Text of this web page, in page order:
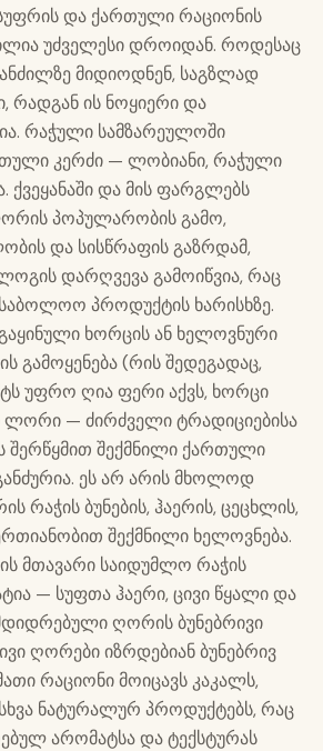
და ქართული რაციონის
უძველესი დროიდან. როდესაც
მიდიოდნენ, საგზლად
ის ნოყიერი და
რაჭული სამზარეულოში
კერძი — ლობიანი, რაჭული
და მის ფარგლებს
პოპულარობის გამო,
და სისწრაფის გაზრდამ,
დარღვევა გამოიწვია, რაც
პროდუქტის ხარისხზე.
ხორცის ან ხელოვნური
გამოყენება (რის შედეგადაც,
უფრო ღია ფერი აქვს, ხორცი
— ძირძველი ტრადიციებისა
შერწყმით შექმნილი ქართული
ეს არ არის მხოლოდ
რაჭის ბუნების, ჰაერის, ცეცხლის,
შექმნილი ხელოვნება.
მთავარი საიდუმლო რაჭის
— სუფთა ჰაერი, ცივი წყალი და
ღორის ბუნებრივი
ღორები იზრდებიან ბუნებრივ
რაციონი მოიცავს კაკალს,
ნატურალურ პროდუქტებს, რაც
არომატსა და ტექსტურას